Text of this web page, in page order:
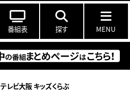
番組表 探す MENU
テレビ大阪 キッズくらぶ